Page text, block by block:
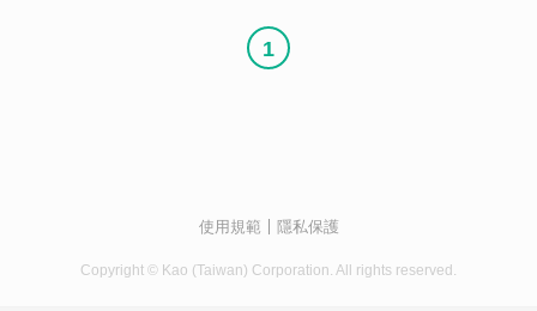
1
使用規範 隱私保護
Copyright © Kao (Taiwan) Corporation. All rights reserved.